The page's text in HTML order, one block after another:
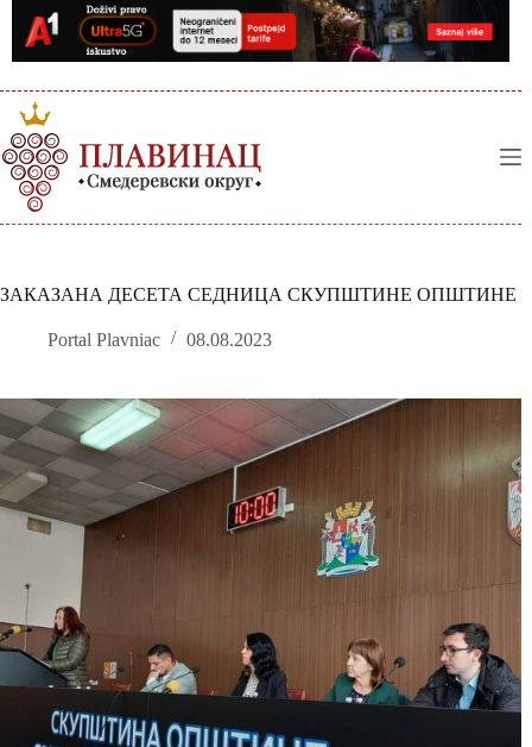
content
ЗАКАЗАНА ДЕСЕТА СЕДНИЦА СКУПШТИНЕ ОПШТИНЕ
Portal Plavniac 08.08.2023